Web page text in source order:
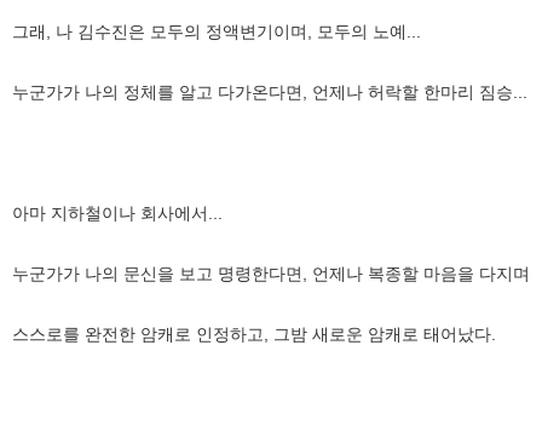
그래, 나 김수진은 모두의 정액변기이며, 모두의 노예...
누군가가 나의 정체를 알고 다가온다면, 언제나 허락할 한마리 짐승...
아마 지하철이나 회사에서...
누군가가 나의 문신을 보고 명령한다면, 언제나 복종할 마음을 다지며
스스로를 완전한 암캐로 인정하고, 그밤 새로운 암캐로 태어났다.